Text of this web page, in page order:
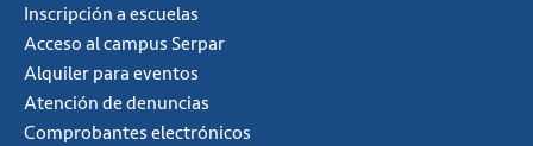
Inscripción a escuelas
Acceso al campus Serpar
Alquiler para eventos
Atención de denuncias
Comprobantes electrónicos